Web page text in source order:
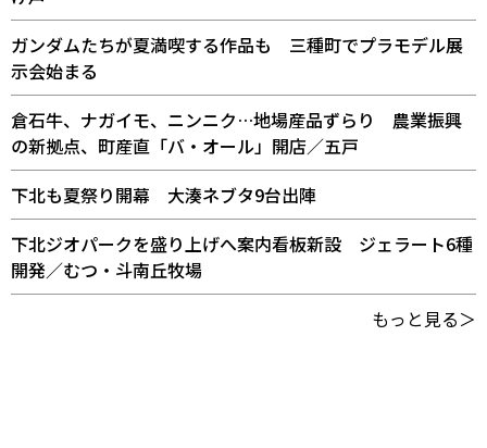
ガンダムたちが夏満喫する作品も 三種町でプラモデル展
示会始まる
倉石牛、ナガイモ、ニンニク…地場産品ずらり 農業振興
の新拠点、町産直「バ・オール」開店／五戸
下北も夏祭り開幕 大湊ネブタ9台出陣
下北ジオパークを盛り上げへ案内看板新設 ジェラート6種
開発／むつ・斗南丘牧場
もっと見る＞